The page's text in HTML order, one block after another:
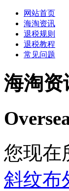
网站首页
海淘资讯
退税规则
退税教程
常见问题
海淘资
您现在
斜纹布